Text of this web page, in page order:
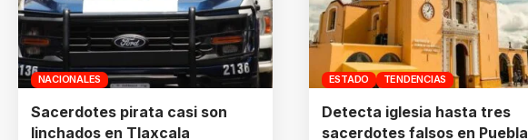
NACIONALES
Sacerdotes pirata casi son
linchados en Tlaxcala
ESTADO TENDENCIAS
Detecta iglesia hasta tres
sacerdotes falsos en Puebla